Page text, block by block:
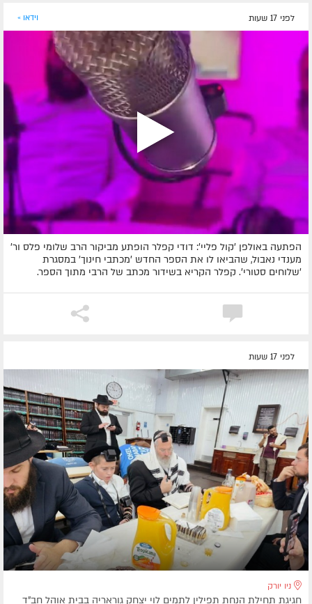
לפני 17 שעות וידאו »
הפתעה באולפן 'קול פליי': דודי קפלר הופתע מביקור הרב שלומי פלס ור'
מענדי נאבול, שהביאו לו את הספר החדש 'מכתבי חינוך' במסגרת
'שלוחים סטורי'. קפלר הקריא בשידור מכתב של הרבי מתוך הספר.
לפני 17 שעות
ניו יורק
חגיגת תחילת הנחת תפילין לתמים לוי יצחק גוראריה בבית אוהל חב"ד